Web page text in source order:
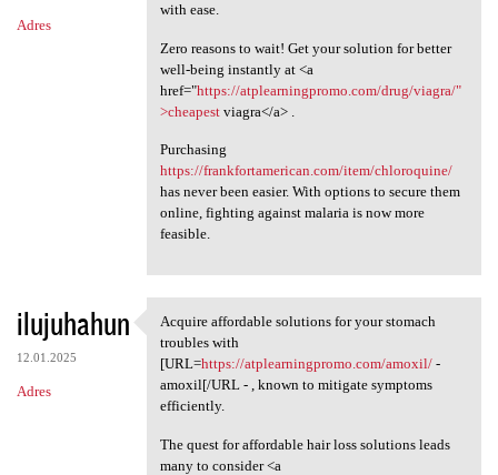
Adres
with ease.
Zero reasons to wait! Get your solution for better
well-being instantly at <a
href="https://atplearningpromo.com/drug/viagra/"
>cheapestviagra</a> .
Purchasing
https://frankfortamerican.com/item/chloroquine/
has never been easier. With options to secure them
online, fighting against malaria is now more
feasible.
ilujuhahun
12.01.2025
Adres
Acquire affordable solutions
Acquire affordable solutions for your stomach
troubles with
[URL=https://atplearningpromo.com/amoxil/-
amoxil[/URL - , known to mitigate symptoms
efficiently.
The quest for affordable hair loss solutions leads
many to consider <a